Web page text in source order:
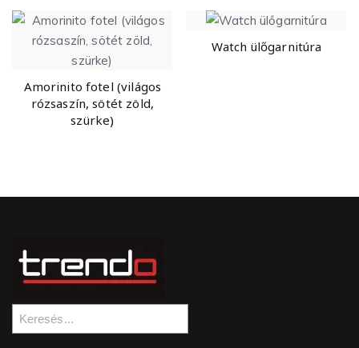
Amorinito fotel (világos
rózsaszín, sötét zöld,
szürke)
Watch ülőgarnitúra